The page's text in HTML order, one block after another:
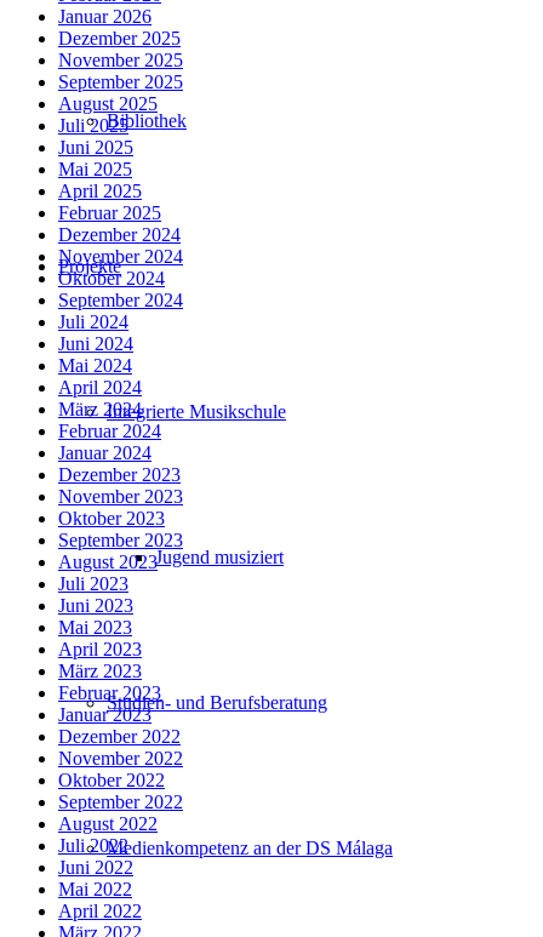
Bibliothek
Projekte
Integrierte Musikschule
Jugend musiziert
Studien- und Berufsberatung
Medienkompetenz an der DS Málaga
Januar 2026
Dezember 2025
November 2025
September 2025
August 2025
Juli 2025
Juni 2025
Mai 2025
April 2025
Februar 2025
Dezember 2024
November 2024
Oktober 2024
September 2024
Juli 2024
Juni 2024
Mai 2024
April 2024
März 2024
Februar 2024
Januar 2024
Dezember 2023
November 2023
Oktober 2023
September 2023
August 2023
Juli 2023
Juni 2023
Mai 2023
April 2023
März 2023
Februar 2023
Januar 2023
Dezember 2022
November 2022
Oktober 2022
September 2022
August 2022
Juli 2022
Juni 2022
Mai 2022
April 2022